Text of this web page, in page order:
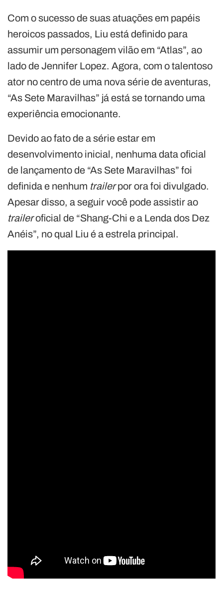
Com o sucesso de suas atuações em papéis
heroicos passados, Liu está definido para
assumir um personagem vilão em “Atlas”, ao
lado de Jennifer Lopez. Agora, com o talentoso
ator no centro de uma nova série de aventuras,
“As Sete Maravilhas” já está se tornando uma
experiência emocionante.
Devido ao fato de a série estar em
desenvolvimento inicial, nenhuma data oficial
de lançamento de “As Sete Maravilhas” foi
definida e nenhum trailerpor ora foi divulgado.
Apesar disso, a seguir você pode assistir ao
traileroficial de “Shang-Chi e a Lenda dos Dez
Anéis”, no qual Liu é a estrela principal.